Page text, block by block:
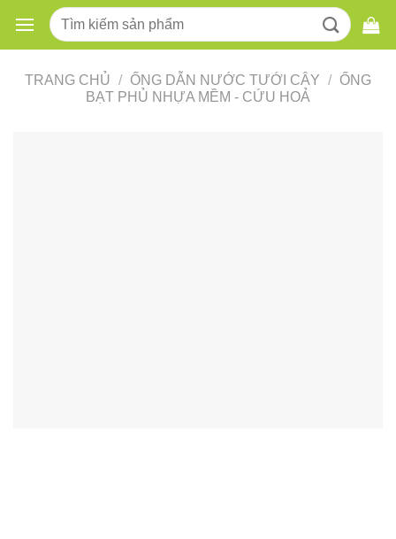
content
Tìm
kiếm:
TRANG CHỦ / ỐNG DẪN NƯỚC TƯỚI CÂY /
ỐNG
BẠT PHỦ NHỰA MỀM - CỨU HOẢ